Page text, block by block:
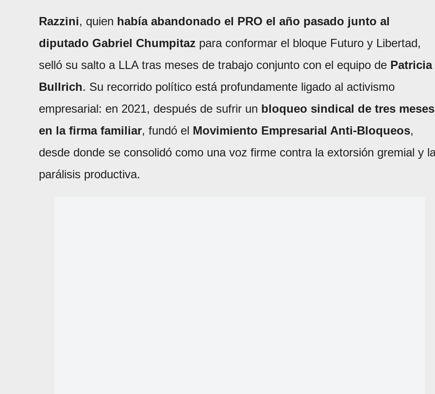
Razzini, quien había abandonado el PRO el año pasado junto al
diputado Gabriel Chumpitaz para conformar el bloque Futuro y Libertad,
selló su salto a LLA tras meses de trabajo conjunto con el equipo de Patricia
Bullrich. Su recorrido político está profundamente ligado al activismo
empresarial: en 2021, después de sufrir un bloqueo sindical de tres meses
en la firma familiar, fundó el Movimiento Empresarial Anti-Bloqueos,
desde donde se consolidó como una voz firme contra la extorsión gremial y
parálisis productiva.